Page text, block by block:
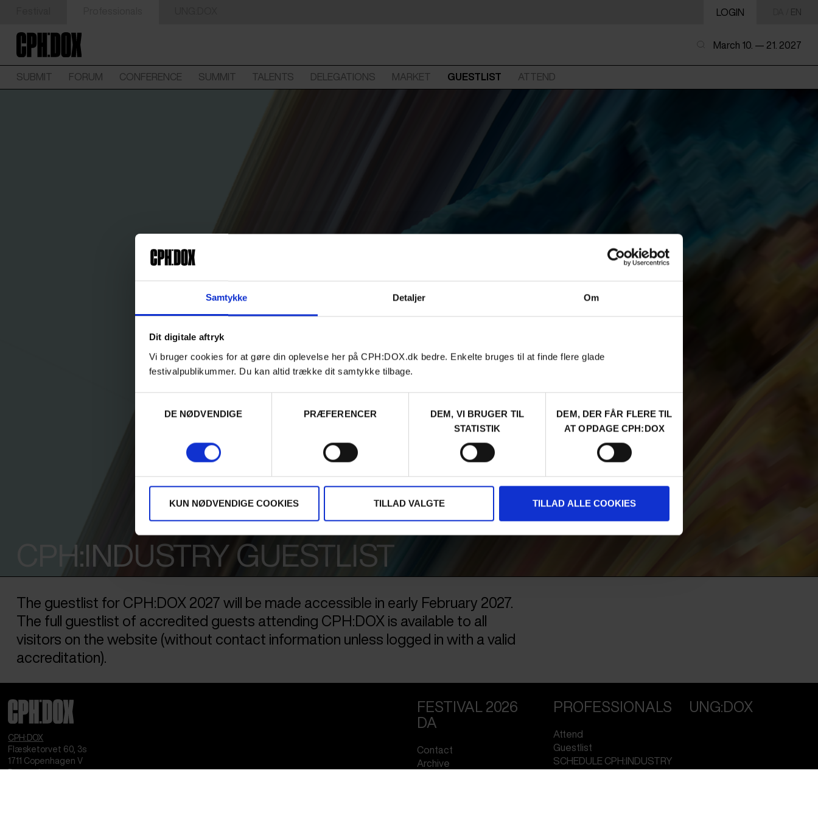
Samtykke Detaljer Om
Dit digitale aftryk
Vi bruger cookies for at gøre din oplevelse her på CPH:DOX.dk bedre. Enkelte bruges til at finde flere glade
festivalpublikummer. Du kan altid trække dit samtykke tilbage.
DE NØDVENDIGE
PRÆFERENCER
DEM, VI BRUGER TIL
STATISTIK
DEM, DER FÅR FLERE TIL
AT OPDAGE CPH:DOX
KUN NØDVENDIGE COOKIES TILLAD VALGTE TILLAD ALLE COOKIES
LOGIN EN
March 10. — 21. 2027
SUBMIT FORUM CONFERENCE SUMMIT TALENTS DELEGATIONS MARKET GUESTLIST ATTEND
CPH:INDUSTRY GUESTLIST
The guestlist for CPH:DOX 2027 will be made accessible in early February 2027.
The full guestlist of accredited guests attending CPH:DOX is available to all
visitors on the website (without contact information unless logged in with a valid
accreditation).
CPH:DOX
Flæsketorvet 60, 3s
1711 Copenhagen V
Denmark
FESTIVAL 2026
DA
Contact
Archive
PROFESSIONALS
Attend
Guestlist
SCHEDULE CPH:INDUSTRY
UNG:DOX